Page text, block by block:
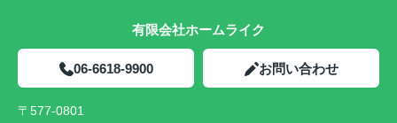
有限会社ホームライク
06-6618-9900 お問い合わせ
〒577-0801